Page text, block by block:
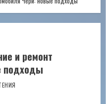
и ремонт
подходы